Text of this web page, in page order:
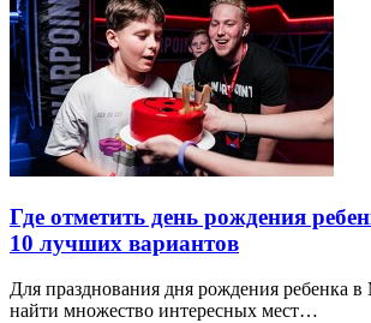
Где отметить день рождения
10 лучших вариантов
Для празднования дня рождения ребенка
найти множество интересных мест…